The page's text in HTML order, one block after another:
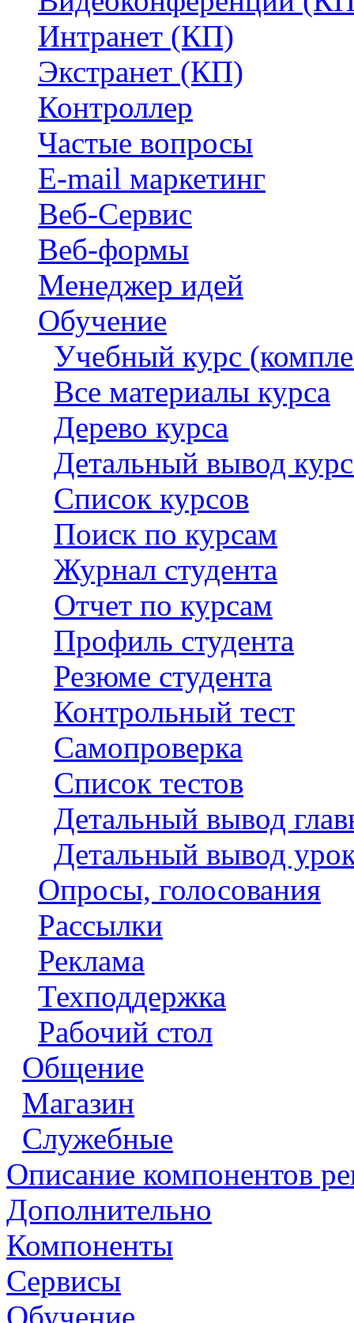
Интранет (КП)
Экстранет (КП)
Контроллер
Частые вопросы
E-mail маркетинг
Веб-Сервис
Веб-формы
Менеджер идей
Обучение
Учебный курс
Все материалы курса
Дерево курса
Детальный вывод
Список курсов
Поиск по курсам
Журнал студента
Отчет по курсам
Профиль студента
Резюме студента
Контрольный тест
Самопроверка
Список тестов
Детальный вывод
Детальный вывод
Опросы, голосования
Рассылки
Реклама
Техподдержка
Рабочий стол
Общение
Магазин
Служебные
Описание компонентов
Дополнительно
Компоненты
Сервисы